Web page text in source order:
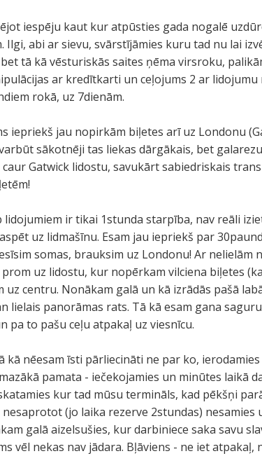
iespēju kaut kur atpūsties gada nogalē
abi ar sievu, svārstījāmies kuru tad nu lai
tā kā vēsturiskās saites ņēma virsroku,
ar kredītkarti un ceļojums 2 ar lidojumu
rokā, uz 7dienām.
iepriekš jau nopirkām biļetes arī uz Londonu
sākotnēji tas liekas dārgākais, bet
Gatwick lidostu, savukārt sabiedriskais
ir tikai 1stunda starpība, nav reāli
uz lidmašīnu. Esam jau iepriekš par
somas, brauksim uz Londonu! Ar nelielām
uz lidostu, kur nopērkam vilciena biļetes
centru. Nonākam galā un kā izrādās pašā
lielais panorāmas rats. Tā kā esam gana
pa to pašu ceļu atpakaļ uz viesnīcu.
nēesam īsti pārliecināti ne par ko,
pamata - iečekojamies un minūtes laikā
kur tad mūsu termināls, kad pēkšņi
(jo laika rezerve 2stundas) nesamies
galā aizelsušies, kur darbiniece saka savu
vēl nekas nav jādara. Bļāviens - ne iet atpakaļ,